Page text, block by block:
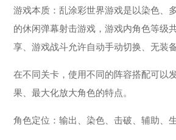
游戏本质：乱涂彩世界游戏是以染色、
的休闲弹幕射击游戏，游戏内角色等级
享、游戏战斗允许自动手动切换、无装
在不同关卡，使用不同的阵容搭配可以
果、最大化放大角色的特点。
角色定位：输出、染色、击破、辅助、